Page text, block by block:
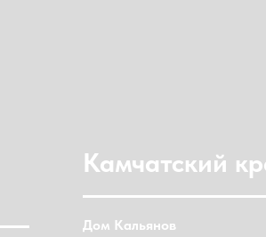
Камчатский
Дом Кальянов